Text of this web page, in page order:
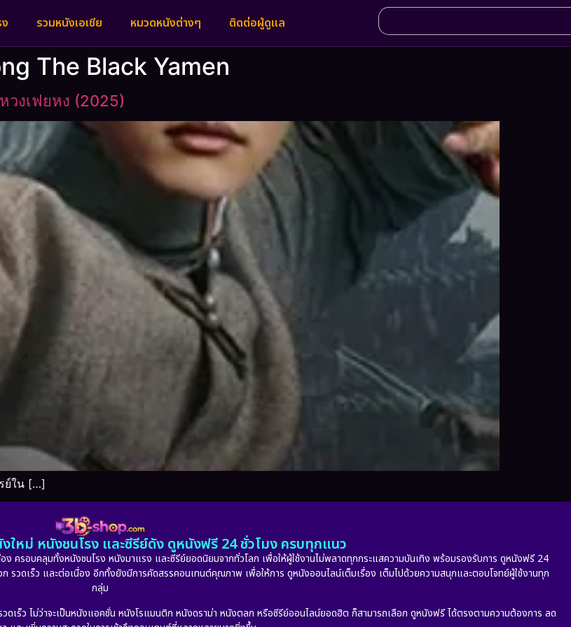
รวมหนังเอเชีย หมวดหนังต่างๆ ติดต่อผู้ดูแล
The Black Yamen
วงเฟยหง (2025)
ย์ใน […]
ใหม่ หนังชนโรง และซีรีย์ดัง ดูหนังฟรี 24 ชั่วโมง ครบทุกแนว
ครอบคลุมทั้งหนังชนโรง หนังมาแรง และซีรีย์ยอดนิยมจากทั่วโลก เพื่อให้ผู้ใช้งานไม่พลาดทุกกระแสความบันเทิง พร้อมรองรับการ ดูหนังฟรี 24
รวดเร็ว และต่อเนื่อง อีกทั้งยังมีการคัดสรรคอนเทนต์คุณภาพ เพื่อให้การ ดูหนังออนไลน์เต็มเรื่อง เต็มไปด้วยความสนุกและตอบโจทย์ผู้ใช้งานทุก
กลุ่ม
ดเร็ว ไม่ว่าจะเป็นหนังแอคชั่น หนังโรแมนติก หนังดราม่า หนังตลก หรือซีรีย์ออนไลน์ยอดฮิต ก็สามารถเลือก ดูหนังฟรี ได้ตรงตามความต้องการ ลด